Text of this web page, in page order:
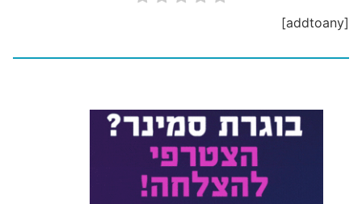
[addtoany]